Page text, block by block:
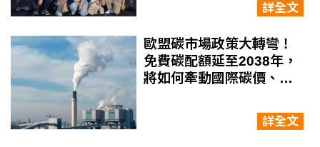
詳全文
歐盟碳市場政策大轉彎！
免費碳配額延至2038年，
將如何牽動國際碳價、
詳全文